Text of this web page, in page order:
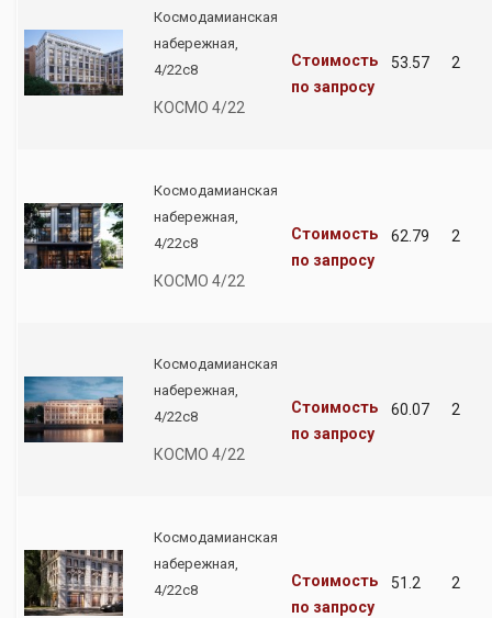
Космодамианская
набережная,
4/22с8
КОСМО 4/22
Стоимость
по запросу
53.57 2
Космодамианская
набережная,
4/22с8
КОСМО 4/22
Стоимость
по запросу
62.79 2
Космодамианская
набережная,
4/22с8
КОСМО 4/22
Стоимость
по запросу
60.07 2
Космодамианская
набережная,
4/22с8
Стоимость
по запросу
51.2 2